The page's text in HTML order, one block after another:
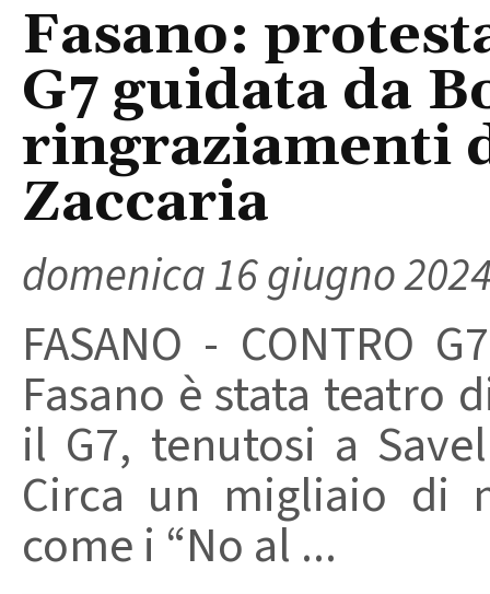
Fasano:
G7 guidata da
ringraziamenti
Zaccaria
domenica 16 giugno
FASANO - CONTRO
Fasano è stata teatro
il G7, tenutosi a
Circa un migliaio di
come i “No al ...